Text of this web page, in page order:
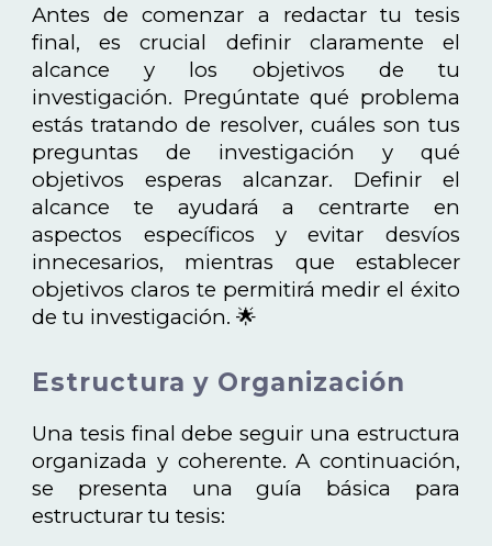
Antes de comenzar a redactar tu tesis
final, es crucial definir claramente el
alcance y los objetivos de tu
investigación. Pregúntate qué problema
estás tratando de resolver, cuáles son tus
preguntas de investigación y qué
objetivos esperas alcanzar. Definir el
alcance te ayudará a centrarte en
aspectos específicos y evitar desvíos
innecesarios, mientras que establecer
objetivos claros te permitirá medir el éxito
de tu investigación. 🌟
Estructura y Organización
Una tesis final debe seguir una estructura
organizada y coherente. A continuación,
se presenta una guía básica para
estructurar tu tesis: